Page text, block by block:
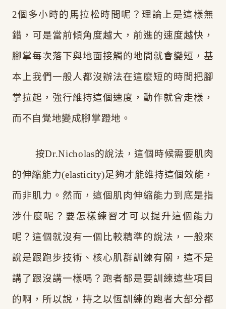
2個多小時的馬拉松時間呢？理論上是這樣無
錯，可是當前傾角度越大，前進的速度越快，
腳掌每次落下與地面接觸的地間就會變短，基
本上我們一般人都沒辦法在這麼短的時間把腳
掌拉起，強行維持這個速度，動作就會走樣，
而不自覺地變成腳掌蹬地。
按Dr.Nicholas的說法，這個時候需要肌肉
的伸縮能力(elasticity)足夠才能維持這個效能，
而非肌力。然而，這個肌肉伸縮能力到底是指
涉什麼呢？要怎樣練習才可以提升這個能力
呢？這個就沒有一個比較精準的說法，一般來
說是跟跑步技術、核心肌群訓練有關，這不是
講了跟沒講一樣嗎？跑者都是要訓練這些項目
的啊，所以說，持之以恆訓練的跑者大部分都